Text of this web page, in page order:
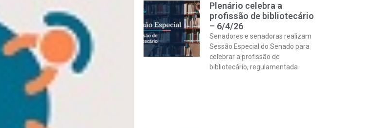
Plenário celebra a
profissão de bibliotecário
– 6/4/26
Senadores e senadoras realizam
Sessão Especial do Senado para
celebrar a profissão de
bibliotecário, regulamentada